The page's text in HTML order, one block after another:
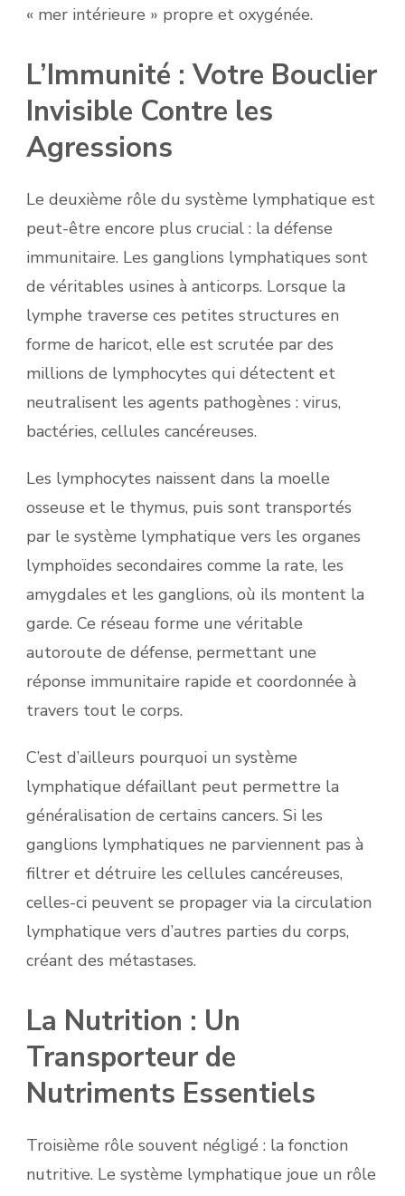
« mer intérieure » propre et oxygénée.
L’Immunité : Votre Bouclier
Invisible Contre les
Agressions
Le deuxième rôle du système lymphatique est
peut-être encore plus crucial : la défense
immunitaire. Les ganglions lymphatiques sont
de véritables usines à anticorps. Lorsque la
lymphe traverse ces petites structures en
forme de haricot, elle est scrutée par des
millions de lymphocytes qui détectent et
neutralisent les agents pathogènes : virus,
bactéries, cellules cancéreuses.
Les lymphocytes naissent dans la moelle
osseuse et le thymus, puis sont transportés
par le système lymphatique vers les organes
lymphoïdes secondaires comme la rate, les
amygdales et les ganglions, où ils montent la
garde. Ce réseau forme une véritable
autoroute de défense, permettant une
réponse immunitaire rapide et coordonnée à
travers tout le corps.
C’est d’ailleurs pourquoi un système
lymphatique défaillant peut permettre la
généralisation de certains cancers. Si les
ganglions lymphatiques ne parviennent pas à
filtrer et détruire les cellules cancéreuses,
celles-ci peuvent se propager via la circulation
lymphatique vers d’autres parties du corps,
créant des métastases.
La Nutrition : Un
Transporteur de
Nutriments Essentiels
Troisième rôle souvent négligé : la fonction
nutritive. Le système lymphatique joue un rôle